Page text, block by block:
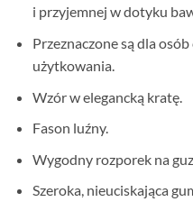
i przyjemnej w dotyku
Przeznaczone są dla
użytkowania.
Wzór w elegancką kratę.
Fason luźny.
Wygodny rozporek na
Szeroka, nieuciskająca